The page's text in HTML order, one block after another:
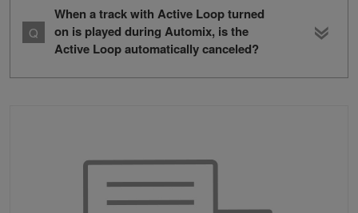
When a track with Active Loop turned
on is played during Automix, is the
Active Loop automatically canceled?